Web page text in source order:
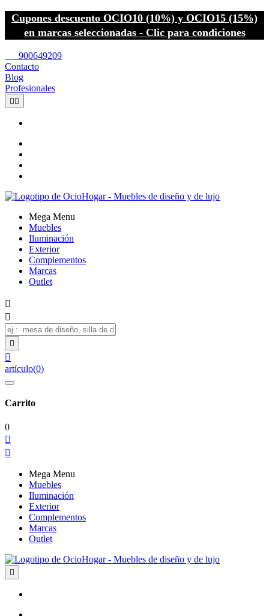
Cupones descuento OCIO10 (10%) y OCIO15 (15%)
en marcas seleccionadas - Clic para condiciones
900649209
Contacto
Blog
Profesionales
 
Mega Menu
Muebles
Iluminación
Exterior
Complementos
Marcas
Outlet




artículo(0)
Carrito
0


Mega Menu
Muebles
Iluminación
Exterior
Complementos
Marcas
Outlet
